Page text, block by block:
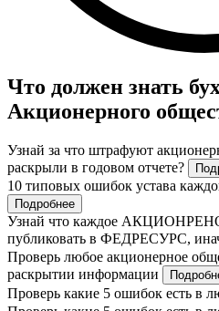
Что должен знать
Акционерного
Узнай за что штрафуют
раскрыли в годовом отчете?
10 типовых ошибок устава
Подробнее
Узнай что каждое
публиковать в ФЕДРЕСУРС,
Проверь любое акционерное
раскрытии информации
Проверь какие 5 ошибок есть в